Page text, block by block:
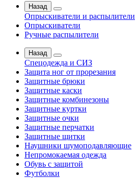
Назад
Опрыскиватели и распылители
Опрыскиватели
Ручные распылители
Назад
Спецодежда и СИЗ
Защита ног от прорезания
Защитные брюки
Защитные каски
Защитные комбинезоны
Защитные куртки
Защитные очки
Защитные перчатки
Защитные щитки
Наушники шумоподавляющие
Непромокаемая одежда
Обувь с защитой
Футболки